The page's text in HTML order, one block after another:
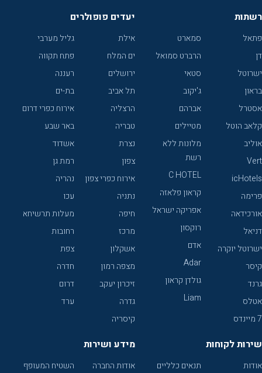
רשתות
פתאל
דן
ישרוטל
בראון
אסטרל
קלאב הוטל
אוליב
Vert
icHotels
פרימה
אורכידאה
דניאל
ישרוטל יוקרה
קיסר
גרנד
אטלס
7 מיינדס
סמארט
הרברט סמואל
סטאי
ג'יקוב
אברהם
מטיילים
מלונות ללא
רשת
C HOTEL
קראון פלאזה
אפריקה ישראל
רוקסון
אדם
Adar
גולדן קראון
Liam
יעדים פופולרים
אילת
ים המלח
ירושלים
תל אביב
הרצליה
טבריה
נצרת
צפון
אירוח כפרי צפון
נתניה
חיפה
מרכז
אשקלון
מצפה רמון
זיכרון יעקב
גדרה
קיסריה
גליל מערבי
פתח תקווה
רעננה
בת-ים
אירוח כפרי דרום
באר שבע
אשדוד
רמת גן
נהריה
עכו
מעלות תרשיחא
רחובות
צפת
חדרה
דרום
ערד
שירות לקוחות
אודות
תנאים כלליים
מידע ושירות
אודות החברה
השטיח המעופף